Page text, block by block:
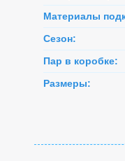
Материалы
Сезон:
Пар в коробке:
Размеры: